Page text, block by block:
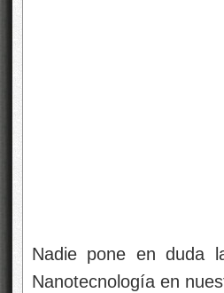
no invita al
marcha iniciativas